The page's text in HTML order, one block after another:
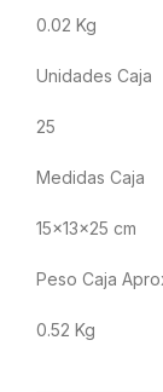
0.02 Kg
Unidades Caja
25
Medidas Caja
15x13x25 cm
Peso Caja
0.52 Kg